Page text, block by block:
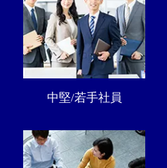
中堅/若手社員